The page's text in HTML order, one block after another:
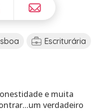
Escriturária
e muita
verdadeiro